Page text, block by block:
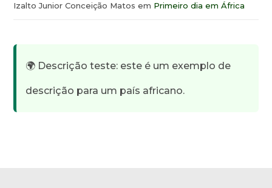
Izalto Junior Conceição Matos em Primeiro dia em África
🌍 Descrição teste: este é um exemplo de
descrição para um país africano.